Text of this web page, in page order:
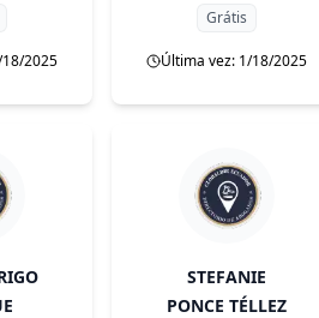
2025
Grátis
Última vez: 1/18/2025
STEFANIE
PONCE TÉLLEZ